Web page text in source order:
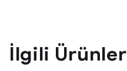
İlgili Ürünler